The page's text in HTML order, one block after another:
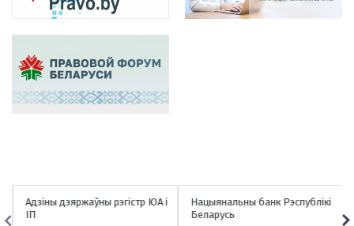
Адзіны дзяржаўны рэгістр ЮА і
ІП
Нацыянальны банк Рэспублікі
Беларусь